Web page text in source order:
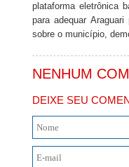
plataforma eletrônica
para adequar
sobre o município,
NENHUM
DEIXE SEU